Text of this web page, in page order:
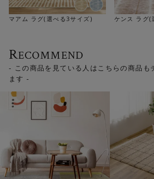
マアム ラグ(選べる3サイズ) ケンス ラグ(
RECOMMEND
- この商品を見ている人はこちらの商品も
ます -